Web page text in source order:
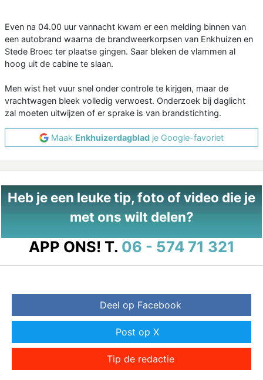
Even na 04.00 uur vannacht kwam er een melding binnen van
een autobrand waarna de brandweerkorpsen van Enkhuizen en
Stede Broec ter plaatse gingen. Saar bleken de vlammen al
hoog uit de cabine te slaan.
Men wist het vuur snel onder controle te kirjgen, maar de
vrachtwagen bleek volledig verwoest. Onderzoek bij daglicht
zal moeten uitwijzen of er sprake is van brandstichting.
Maak Enkhuizerdagblad je Google-favoriet
Heb je een leuke tip, foto of video die je
met ons wilt delen?
APP ONS! T. 06 - 574 71 321
Deel op Facebook
Post op X
Tip de redactie